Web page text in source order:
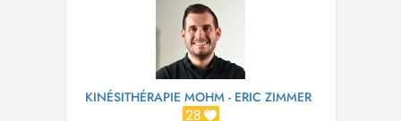
KINÉSITHÉRAPIE MOHM - ERIC ZIMMER
28